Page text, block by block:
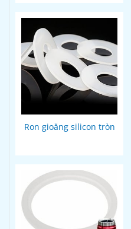
Ron gioăng silicon tròn